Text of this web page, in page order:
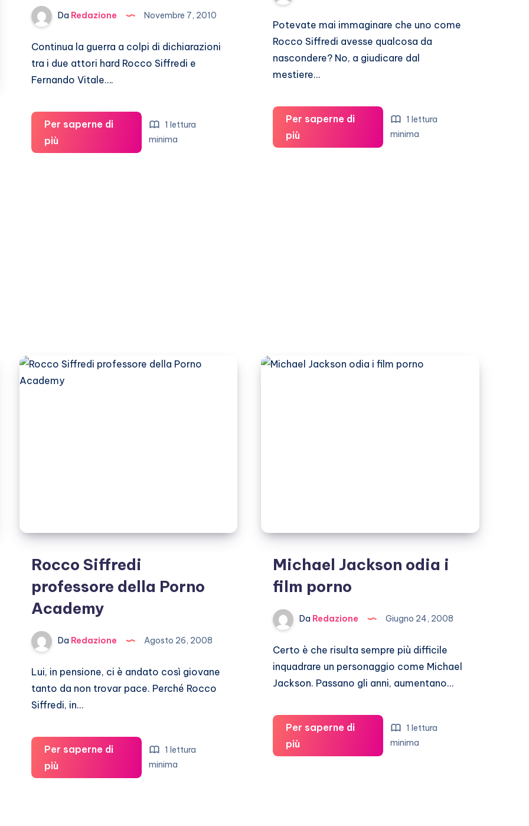
Da Redazione Novembre 7, 2010
Continua la guerra a colpi di dichiarazioni
tra i due attori hard Rocco Siffredi e
Fernando Vitale….
Per saperne di
piùAncora
guerra
1 lettura
minima
Potevate mai immaginare che uno come
Rocco Siffredi avesse qualcosa da
nascondere? No, a giudicare dal
mestiere…
Per saperne di
piùRocco
Siffredi
1 lettura
minima
Rocco Siffredi
professore della Porno
Academy
Da Redazione Agosto 26, 2008
Lui, in pensione, ci è andato così giovane
tanto da non trovar pace. Perché Rocco
Siffredi, in…
Per saperne di
piùRocco
Siffredi
1 lettura
minima
Michael Jackson odia i
film porno
Da Redazione Giugno 24, 2008
Certo è che risulta sempre più difficile
inquadrare un personaggio come Michael
Jackson. Passano gli anni, aumentano…
Per saperne di
piùMichael
Jackson
1 lettura
minima